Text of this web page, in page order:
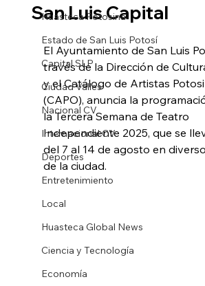
Huasteca Potosina
Estado de San Luis Potosí
Capital SLP
Ciudad Valles
Nacional CV
Internacional CV
Deportes
Entretenimiento
Local
Huasteca Global News
Ciencia y Tecnología
Economía
San Luis Capital
El Ayuntamiento de San Luis
través de la Dirección de
y el Catálogo de Artistas
(CAPO), anuncia la
la Tercera Semana de Teatro
Independiente 2025, que se
del 7 al 14 de agosto en
de la ciudad.